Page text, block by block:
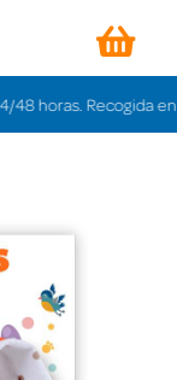
Recogida en